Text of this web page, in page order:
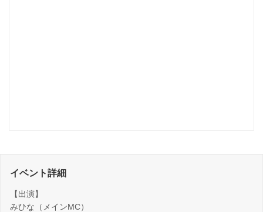
イベント詳細
【出演】
みひな（メインMC）